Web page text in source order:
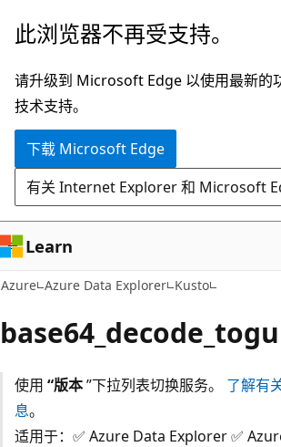
跳
主
要
内
此浏览器不再受支持。
请升级到 Microsoft Edge 以使用最新的
技术支持。
下载 Microsoft Edge
有关 Internet Explorer 和 Microsoft
Learn
Azure Azure Data Explorer Kusto
使用 “版本”下拉列表切换服务。 了解有
息。
适用于：✅ Azure Data Explorer ✅